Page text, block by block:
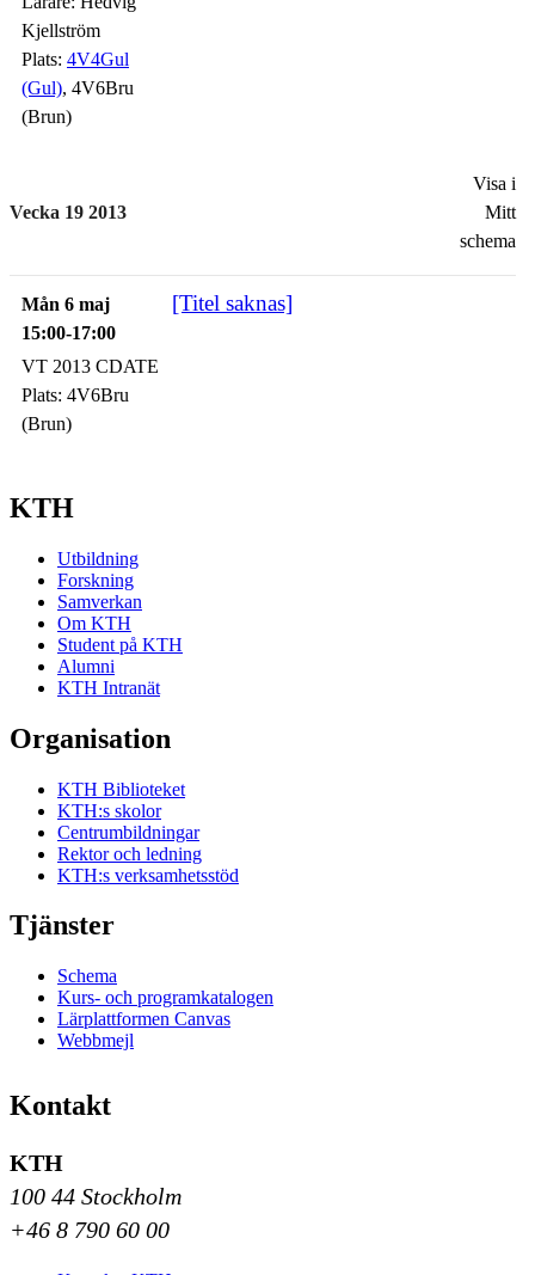
Kjellström
Plats: 4V4Gul
(Gul), 4V6Bru
(Brun)
Vecka 19 2013
Visa i
Mitt
schema
Mån 6 maj
15:00-17:00
[Titel saknas]
VT 2013 CDATE
Plats: 4V6Bru
(Brun)
KTH
Utbildning
Forskning
Samverkan
Om KTH
Student på KTH
Alumni
KTH Intranät
Organisation
KTH Biblioteket
KTH:s skolor
Centrumbildningar
Rektor och ledning
KTH:s verksamhetsstöd
Tjänster
Schema
Kurs- och programkatalogen
Lärplattformen Canvas
Webbmejl
Kontakt
KTH
100 44 Stockholm
+46 8 790 60 00